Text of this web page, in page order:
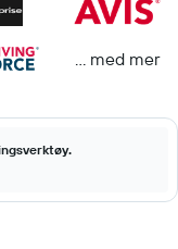
… med mer